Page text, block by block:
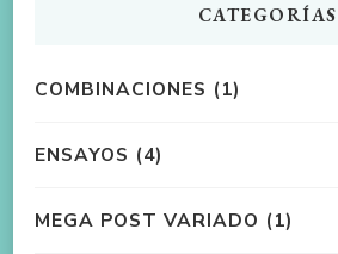
CATEGORÍAS
COMBINACIONES (1)
ENSAYOS (4)
MEGA POST VARIADO (1)